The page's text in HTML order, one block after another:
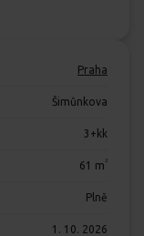
Praha
Šimůnkova
3+kk
61 m 2
Plně
1. 10. 2026